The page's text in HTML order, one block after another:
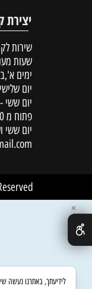
יצירת
שירות
שעות
ימים א',ב,ד,ה'
יום
יום ששי
פתוח מ 10.00- 13.00
יום ששי
✕